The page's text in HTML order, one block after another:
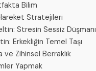
Bilim
Hareket Stratejileri
Stresin Sessiz Düşmanı
Erkekliğin Temel Taşı
ve Zihinsel Berraklık
Yapmak